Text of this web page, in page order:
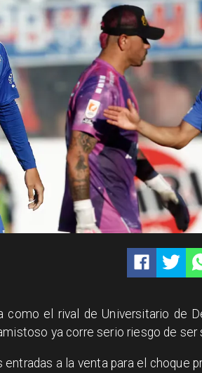
como el rival de Universitario de
ya corre serio riesgo de ser
a la venta para el choque